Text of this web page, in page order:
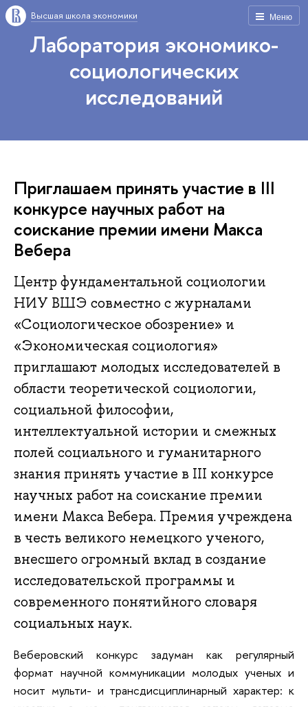
Меню
Высшая школа экономики
Лаборатория экономико-
социологических
исследований
Приглашаем принять участие в III
конкурсе научных работ на
соискание премии имени Макса
Вебера
Центр фундаментальной социологии
НИУ ВШЭ совместно с журналами
«Социологическое обозрение» и
«Экономическая социология»
приглашают молодых исследователей в
области теоретической социологии,
социальной философии,
интеллектуальной истории и смежных
полей социального и гуманитарного
знания принять участие в III конкурсе
научных работ на соискание премии
имени Макса Вебера. Премия учреждена
в честь великого немецкого ученого,
внесшего огромный вклад в создание
исследовательской программы и
современного понятийного словаря
социальных наук.
Веберовский конкурс задуман как регулярный
формат научной коммуникации молодых ученых и
носит мульти- и трансдисциплинарный характер: к